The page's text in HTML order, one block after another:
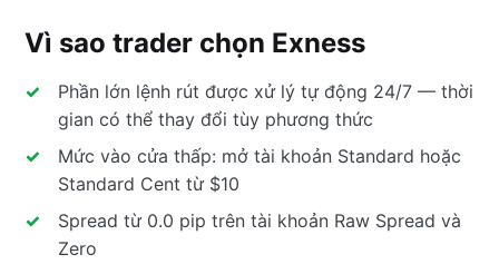
Vì sao trader chọn Exness
Phần lớn lệnh rút được xử lý tự động 24/7 — thời
gian có thể thay đổi tùy phương thức
Mức vào cửa thấp: mở tài khoản Standard hoặc
Standard Cent từ $10
Spread từ 0.0 pip trên tài khoản Raw Spread và
Zero